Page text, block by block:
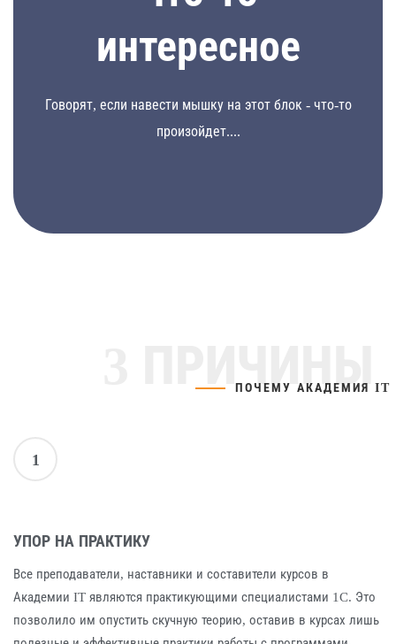
интересное
Говорят, если навести мышку на этот блок - что-то
произойдет....
Бесплатное
ПОЧЕМУ АКАДЕМИЯ IT
1
УПОР НА ПРАКТИКУ
Все преподаватели, наставники и составители курсов в
Академии IT являются практикующими специалистами 1C. Это
позволило им опустить скучную теорию, оставив в курсах лишь